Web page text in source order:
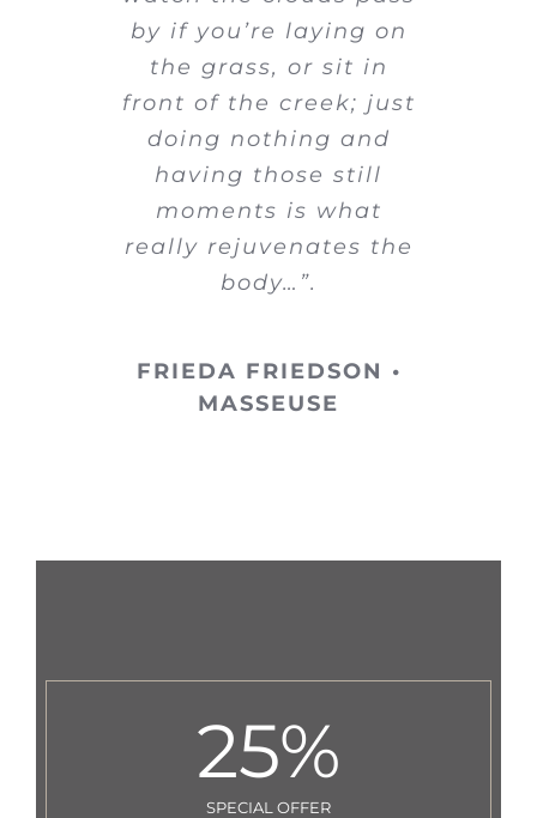
by if you’re laying on
the grass, or sit in
front of the creek; just
doing nothing and
having those still
moments is what
really rejuvenates the
body…”.
FRIEDA FRIEDSON •
MASSEUSE
25%
SPECIAL OFFER